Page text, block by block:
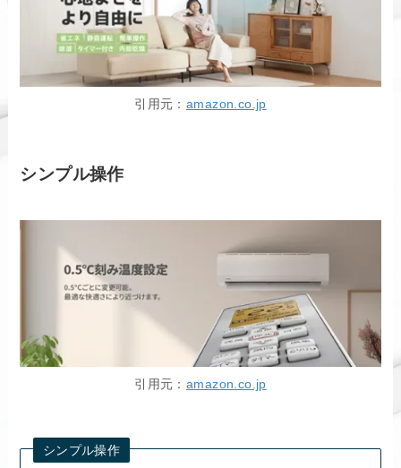
引用元： amazon.co.jp
シンプル操作
引用元： amazon.co.jp
シンプル操作